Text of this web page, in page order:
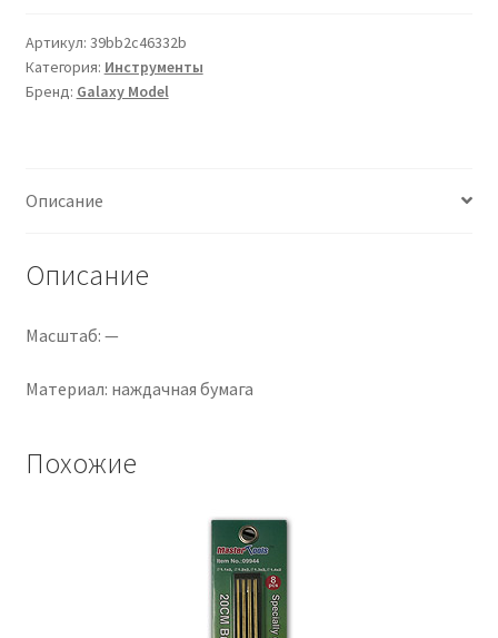
нелипкая
наждачная
бумага
10
20
полосок,
1000
Артикул: 39bb2c46332b
Категория: Инструменты
Бренд: Galaxy Model
Описание
Описание
Масштаб: —
Материал: наждачная бумага
Похожие